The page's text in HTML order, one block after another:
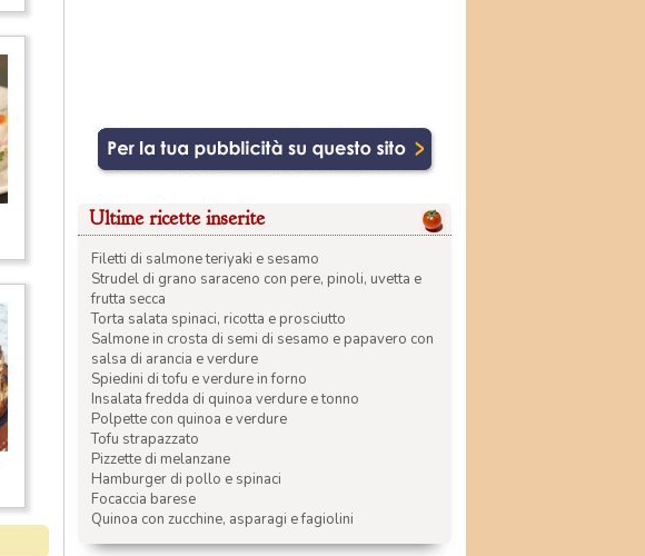
Ultime ricette inserite
Filetti di salmone teriyaki e sesamo
Strudel di grano saraceno con pere, pinoli, uvetta e
frutta secca
Torta salata spinaci, ricotta e prosciutto
Salmone in crosta di semi di sesamo e papavero con
salsa di arancia e verdure
Spiedini di tofu e verdure in forno
Insalata fredda di quinoa verdure e tonno
Polpette con quinoa e verdure
Tofu strapazzato
Pizzette di melanzane
Hamburger di pollo e spinaci
Focaccia barese
Quinoa con zucchine, asparagi e fagiolini